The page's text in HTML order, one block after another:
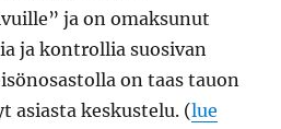
ja on omaksunut
ja kontrollia suosivan
on taas tauon
asiasta keskustelu. (lue